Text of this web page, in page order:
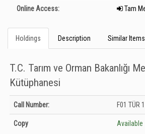
Online Access: Tam
Holdings Description Similar Items
T.C. Tarım ve Orman Bakanlığı
Kütüphanesi
Holdings details from T.C. Tarım ve Orman
Unknown
Call Number: F01 TÜR
Copy Available